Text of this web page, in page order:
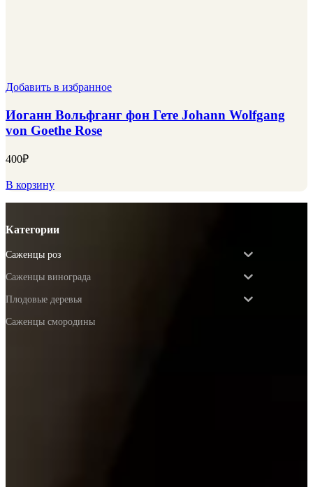
Добавить в избранное
Иоганн Вольфганг фон Гете Johann Wolfgang
von Goethe Rose
400₽
В корзину
Категории
Саженцы роз
Саженцы винограда
Плодовые деревья
Саженцы смородины